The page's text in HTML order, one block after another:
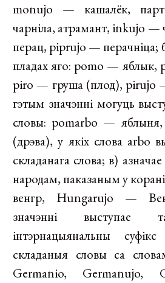
monujo — кашалёк,
чарніла, атрамант, inkujo —
перац, piprujo — перачніца;
пладах яго: pomo —
piro — груша (плод), pirujo
гэтым значэнні могуць
словы: pomarbo —
(дрэва), у якіх слова arbo
складанага слова; в)
народам, паказаным у
венгр, Hungarujo —
значэнні выступае
інтэрнацыянальны
складаныя словы са
Germanio, Germanujo,